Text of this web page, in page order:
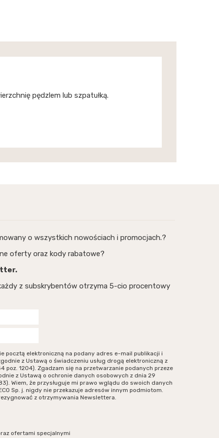
pędzlem lub szpatułką.
o wszystkich nowościach i promocjach.?
oferty oraz kody rabatowe?
z subskrybentów otrzyma 5-cio procentowy
pocztą elektroniczną na podany adres e-mail publikacji i
z Ustawą o świadczeniu usług drogą elektroniczną z
poz. 1204). Zgadzam się na przetwarzanie podanych przeze
z Ustawą o ochronie danych osobowych z dnia 29
Wiem, że przysługuje mi prawo wglądu do swoich danych
Sp. j. nigdy nie przekazuje adresów innym podmiotom.
z otrzymywania Newslettera.
ofertami specjalnymi